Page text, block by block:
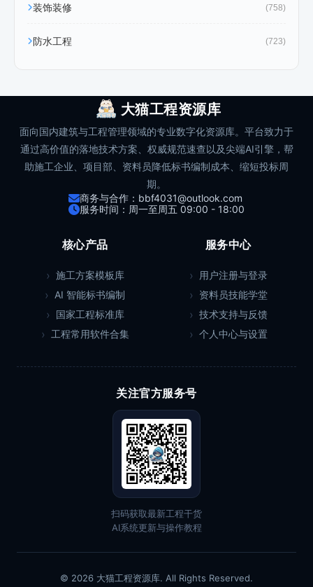
装饰装修 (758)
防水工程 (723)
大猫工程资源库
面向国内建筑与工程管理领域的专业数字化资源库。平台致力于
通过高价值的落地技术方案、权威规范速查以及尖端AI引擎，帮
助施工企业、项目部、资料员降低标书编制成本、缩短投标周
期。
商务与合作：bbf4031@outlook.com
服务时间：周一至周五 09:00 - 18:00
核心产品
施工方案模板库
AI 智能标书编制
国家工程标准库
工程常用软件合集
服务中心
用户注册与登录
资料员技能学堂
技术支持与反馈
个人中心与设置
关注官方服务号
扫码获取最新工程干货
AI系统更新与操作教程
© 2026 大猫工程资源库. All Rights Reserved.